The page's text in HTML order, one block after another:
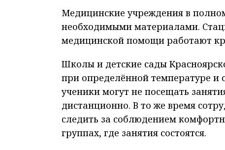
Медицинские учреждения в
необходимыми материалами.
медицинской помощи работают
Школы и детские сады
при определённой температуре и
ученики могут не посещать
дистанционно. В то же время
следить за соблюдением
группах, где занятия состоятся.